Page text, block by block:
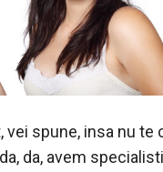
spune, insa nu
da, avem